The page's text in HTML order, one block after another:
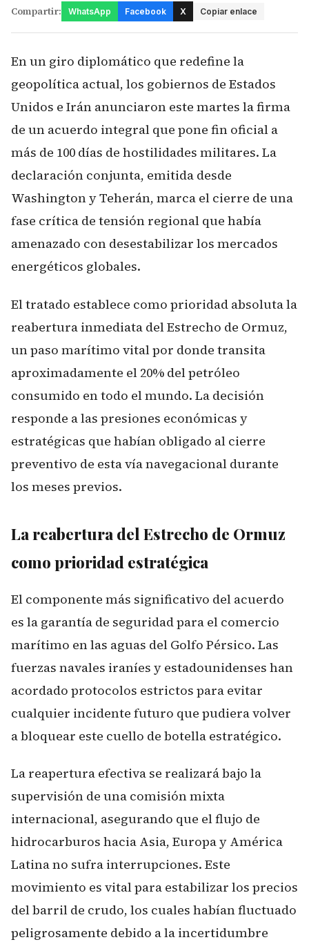
Compartir: WhatsApp Facebook X Copiar enlace
En un giro diplomático que redefine la
geopolítica actual, los gobiernos de Estados
Unidos e Irán anunciaron este martes la firma
de un acuerdo integral que pone fin oficial a
más de 100 días de hostilidades militares. La
declaración conjunta, emitida desde
Washington y Teherán, marca el cierre de una
fase crítica de tensión regional que había
amenazado con desestabilizar los mercados
energéticos globales.
El tratado establece como prioridad absoluta la
reabertura inmediata del Estrecho de Ormuz,
un paso marítimo vital por donde transita
aproximadamente el 20% del petróleo
consumido en todo el mundo. La decisión
responde a las presiones económicas y
estratégicas que habían obligado al cierre
preventivo de esta vía navegacional durante
los meses previos.
La reabertura del Estrecho de Ormuz
como prioridad estratégica
El componente más significativo del acuerdo
es la garantía de seguridad para el comercio
marítimo en las aguas del Golfo Pérsico. Las
fuerzas navales iraníes y estadounidenses han
acordado protocolos estrictos para evitar
cualquier incidente futuro que pudiera volver
a bloquear este cuello de botella estratégico.
La reapertura efectiva se realizará bajo la
supervisión de una comisión mixta
internacional, asegurando que el flujo de
hidrocarburos hacia Asia, Europa y América
Latina no sufra interrupciones. Este
movimiento es vital para estabilizar los precios
del barril de crudo, los cuales habían fluctuado
peligrosamente debido a la incertidumbre